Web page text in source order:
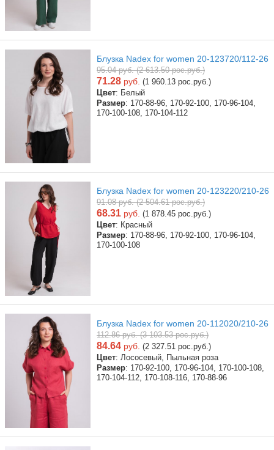
Блузка Nadex for women 20-123720/112-26
95.04 руб. (2 613.50 рос.руб.)
71.28 руб. (1 960.13 рос.руб.)
Цвет: Белый
Размер: 170-88-96, 170-92-100, 170-96-104,
170-100-108, 170-104-112
Блузка Nadex for women 20-123220/210-26
91.08 руб. (2 504.61 рос.руб.)
68.31 руб. (1 878.45 рос.руб.)
Цвет: Красный
Размер: 170-88-96, 170-92-100, 170-96-104,
170-100-108
Блузка Nadex for women 20-112020/210-26
112.86 руб. (3 103.53 рос.руб.)
84.64 руб. (2 327.51 рос.руб.)
Цвет: Лососевый, Пыльная роза
Размер: 170-92-100, 170-96-104, 170-100-108,
170-104-112, 170-108-116, 170-88-96